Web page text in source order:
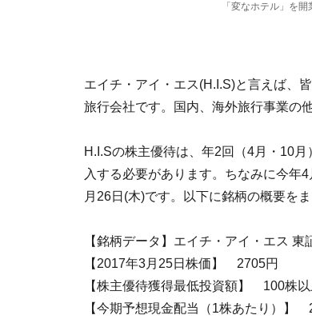
「変なホテル」を
エイチ・アイ・エス(H.I.S)と言えば、
旅行会社です。国内、海外旅行事業の
H.I.Sの株主優待は、年2回（4月・10
入する必要があります。ちなみに今年
月26日(木)です。以下に銘柄の概要をま
【銘柄データ】エイチ・アイ・エス 東
【2017年3月25日株価】 2705円
【株主優待獲得最低投資額】 100株以
【今期予想現金配当（1株あたり）】